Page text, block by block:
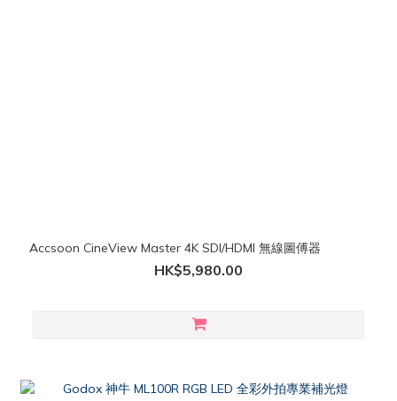
Accsoon CineView Master 4K SDI/HDMI 無線圖傅器
HK$5,980.00